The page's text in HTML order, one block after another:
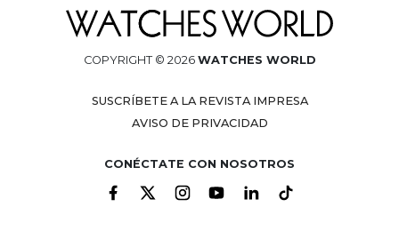
COPYRIGHT © 2026 WATCHES WORLD
SUSCRÍBETE A LA REVISTA IMPRESA
AVISO DE PRIVACIDAD
CONÉCTATE CON NOSOTROS